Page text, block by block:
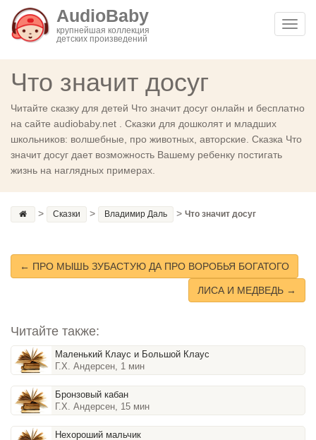
AudioBaby
крупнейшая коллекция
детских произведений
Что значит досуг
Читайте сказку для детей Что значит досуг онлайн и бесплатно
на сайте audiobaby.net . Сказки для дошколят и младших
школьников: волшебные, про животных, авторские. Сказка Что
значит досуг дает возможность Вашему ребенку постигать
жизнь на наглядных примерах.
> Сказки > Владимир Даль > Что значит досуг
← ПРО МЫШЬ ЗУБАСТУЮ ДА ПРО ВОРОБЬЯ БОГАТОГО
ЛИСА И МЕДВЕДЬ →
Читайте также:
Маленький Клаус и Большой Клаус
Г.Х. Андерсен, 1 мин
Бронзовый кабан
Г.Х. Андерсен, 15 мин
Нехороший мальчик